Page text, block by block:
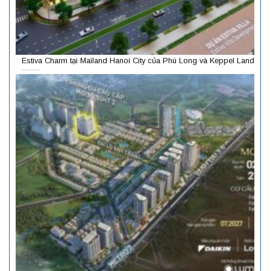
Estiva Charm tại Mailand Hanoi City của Phú Long và Keppel Land